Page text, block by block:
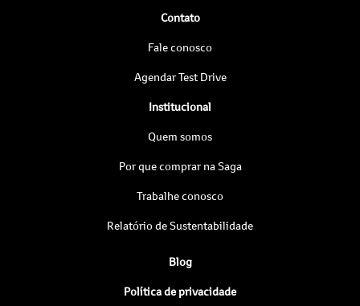
Contato
Fale conosco
Agendar Test Drive
Institucional
Quem somos
Por que comprar na Saga
Trabalhe conosco
Relatório de Sustentabilidade
Blog
Política de privacidade